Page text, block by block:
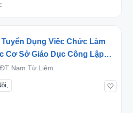
Dụng Viêc Chức Làm
Cơ Sở Giáo Dục Công Lập
Quận Nam Từ Liêm
Nam Từ Liêm